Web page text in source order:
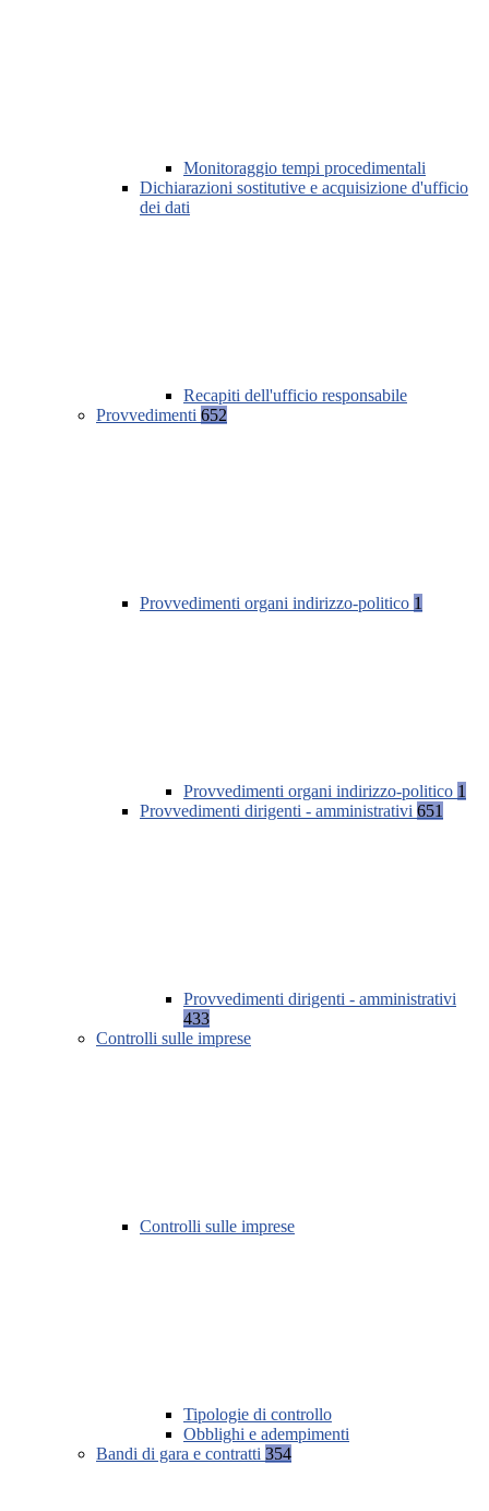
Monitoraggio tempi procedimentali
Dichiarazioni sostitutive e acquisizione d'ufficio
dei dati
Recapiti dell'ufficio responsabile
Provvedimenti 652
Provvedimenti organi indirizzo-politico 1
Provvedimenti organi indirizzo-politico 1
Provvedimenti dirigenti - amministrativi 651
Provvedimenti dirigenti - amministrativi
433
Controlli sulle imprese
Controlli sulle imprese
Tipologie di controllo
Obblighi e adempimenti
Bandi di gara e contratti 354